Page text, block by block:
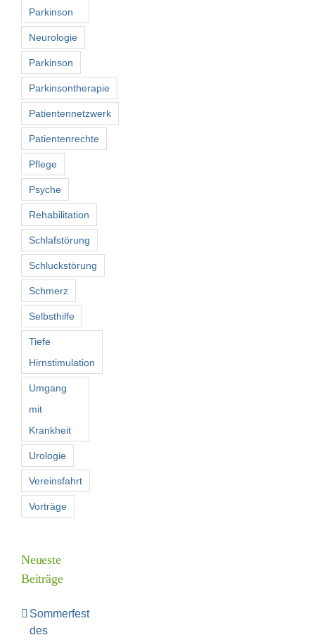
Parkinson
Neurologie
Parkinson
Parkinsontherapie
Patientennetzwerk
Patientenrechte
Pflege
Psyche
Rehabilitation
Schlafstörung
Schluckstörung
Schmerz
Selbsthilfe
Tiefe
Hirnstimulation
Umgang
mit
Krankheit
Urologie
Vereinsfahrt
Vorträge
Neueste
Beiträge
Sommerfest
des